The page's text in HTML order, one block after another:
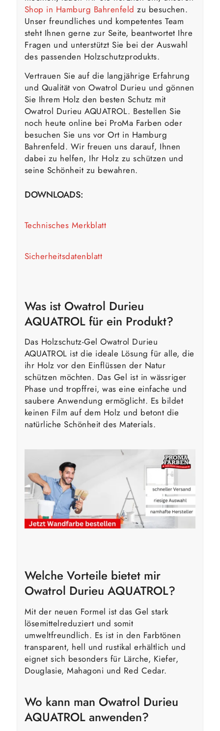
Shop in Hamburg Bahrenfeld zu besuchen.
Unser freundliches und kompetentes Team
steht Ihnen gerne zur Seite, beantwortet Ihre
Fragen und unterstützt Sie bei der Auswahl
des passenden Holzschutzprodukts.
Vertrauen Sie auf die langjährige Erfahrung
und Qualität von Owatrol Durieu und gönnen
Sie Ihrem Holz den besten Schutz mit
Owatrol Durieu AQUATROL. Bestellen Sie
noch heute online bei ProMa Farben oder
besuchen Sie uns vor Ort in Hamburg
Bahrenfeld. Wir freuen uns darauf, Ihnen
dabei zu helfen, Ihr Holz zu schützen und
seine Schönheit zu bewahren.
DOWNLOADS:
Technisches Merkblatt
Sicherheitsdatenblatt
Was ist Owatrol Durieu
AQUATROL für ein Produkt?
Das Holzschutz-Gel Owatrol Durieu
AQUATROL ist die ideale Lösung für alle, die
ihr Holz vor den Einflüssen der Natur
schützen möchten. Das Gel ist in wässriger
Phase und tropffrei, was eine einfache und
saubere Anwendung ermöglicht. Es bildet
keinen Film auf dem Holz und betont die
natürliche Schönheit des Materials.
Welche Vorteile bietet mir
Owatrol Durieu AQUATROL?
Mit der neuen Formel ist das Gel stark
lösemittelreduziert und somit
umweltfreundlich. Es ist in den Farbtönen
transparent, hell und rustikal erhältlich und
eignet sich besonders für Lärche, Kiefer,
Douglasie, Mahagoni und Red Cedar.
Wo kann man Owatrol Durieu
AQUATROL anwenden?